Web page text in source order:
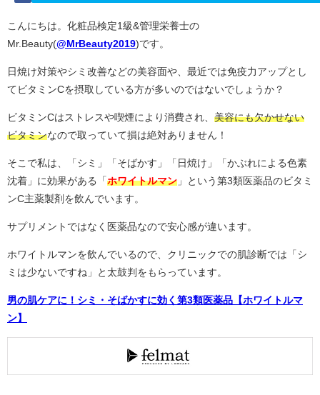
こんにちは。化粧品検定1級&管理栄養士の
Mr.Beauty(@MrBeauty2019)です。
日焼け対策やシミ改善などの美容面や、最近では免疫力アップとし
てビタミンCを摂取している方が多いのではないでしょうか？
ビタミンCはストレスや喫煙により消費され、 美容にも欠かせない
ビタミンなので取っていて損は絶対ありません！
そこで私は、「シミ」「そばかす」「日焼け」「かぶれによる色素
沈着」に効果がある「 ホワイトルマン 」という第3類医薬品のビタミ
ンC主薬製剤を飲んでいます。
サプリメントではなく医薬品なので安心感が違います。
ホワイトルマンを飲んでいるので、クリニックでの肌診断では「シ
ミは少ないですね」と太鼓判をもらっています。
男の肌ケアに！シミ・そばかすに効く第3類医薬品【ホワイトルマ
ン】